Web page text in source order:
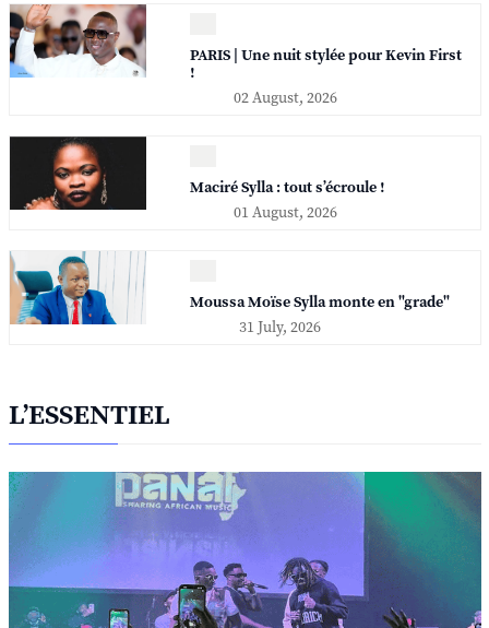
PARIS | Une nuit stylée pour Kevin First
!
02 August, 2026
Maciré Sylla : tout s’écroule !
01 August, 2026
Moussa Moïse Sylla monte en "grade"
31 July, 2026
L’ESSENTIEL